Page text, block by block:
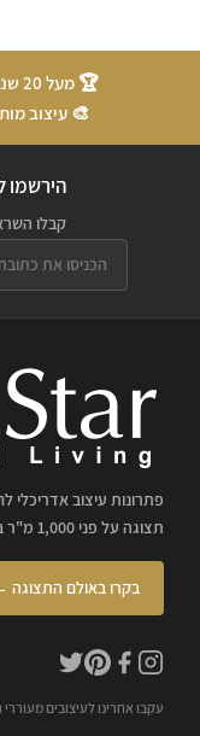
🏆 מעל 20 שנות ניסיון
🎨 עיצוב
הירשמו
קבלו
פתרונות עיצוב אדריכלי
תצוגה על פני 1,000 מ"ר בחולון, עם ליווי מקצועי של מעצבי פנים.
בקרו באולם התצוגה
עקבו אחרינו לעיצובים